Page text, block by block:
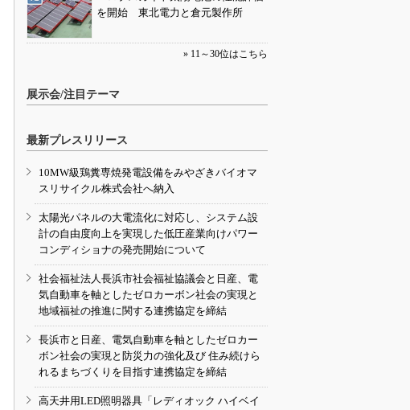
を開始 東北電力と倉元製作所
» 11～30位はこちら
展示会/注目テーマ
最新プレスリリース
10MW級鶏糞専焼発電設備をみやざきバイオマ
スリサイクル株式会社へ納入
太陽光パネルの大電流化に対応し、システム設
計の自由度向上を実現した低圧産業向けパワー
コンディショナの発売開始について
社会福祉法人長浜市社会福祉協議会と日産、電
気自動車を軸としたゼロカーボン社会の実現と
地域福祉の推進に関する連携協定を締結
長浜市と日産、電気自動車を軸としたゼロカー
ボン社会の実現と防災力の強化及び 住み続けら
れるまちづくりを目指す連携協定を締結
高天井用LED照明器具「レディオック ハイベイ